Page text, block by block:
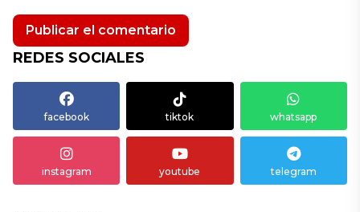
REDES SOCIALES
facebook tiktok whatsapp
instagram youtube telegram